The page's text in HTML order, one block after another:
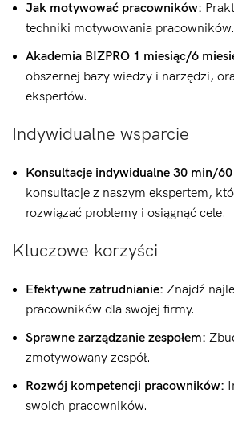
Jak motywować pracowników:
techniki motywowania pracowników.
Akademia BIZPRO 1 miesiąc/6
obszernej bazy wiedzy i narzędzi,
ekspertów.
Indywidualne wsparcie
Konsultacje indywidualne 30 min/
konsultacje z naszym ekspertem,
rozwiązać problemy i osiągnąć cele.
Kluczowe korzyści
Efektywne zatrudnianie: Znajdź
pracowników dla swojej firmy.
Sprawne zarządzanie zespołem:
zmotywowany zespół.
Rozwój kompetencji pracowników:
swoich pracowników.